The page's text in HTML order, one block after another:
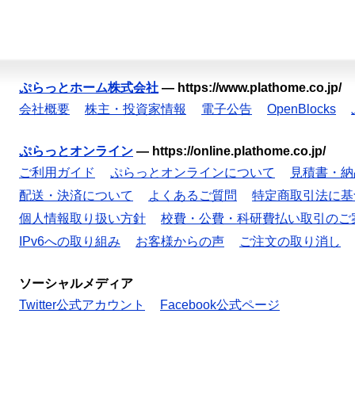
ぷらっとホーム株式会社 — https://www.plathome.co.jp/
会社概要
株主・投資家情報 電子公告 OpenBlocks
ぷらっとオンライン — https://online.plathome.co.jp/
ご利用ガイド
ぷらっとオンラインについて
見積書・
配送・決済について
よくあるご質問
特定商取引法に
個人情報取り扱い方針
校費・公費・科研費払い取引のご
IPv6への取り組み
お客様からの声 ご注文の取り消し
ソーシャルメディア
Twitter公式アカウント
Facebook公式ページ